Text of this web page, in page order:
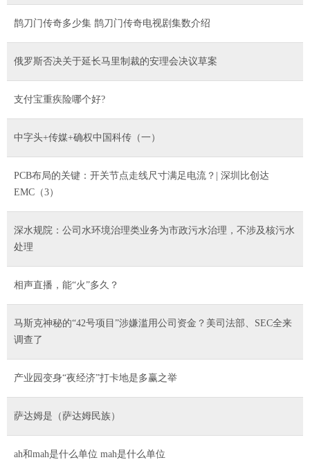
鹊刀门传奇多少集 鹊刀门传奇电视剧集数介绍
俄罗斯否决关于延长马里制裁的安理会决议草案
支付宝重疾险哪个好?
中字头+传媒+确权中国科传（一）
PCB布局的关键：开关节点走线尺寸满足电流？| 深圳比创达
EMC（3）
深水规院：公司水环境治理类业务为市政污水治理，不涉及核污水
处理
相声直播，能“火”多久？
马斯克神秘的“42号项目”涉嫌滥用公司资金？美司法部、SEC全来
调查了
产业园变身“夜经济”打卡地是多赢之举
萨达姆是（萨达姆民族）
ah和mah是什么单位 mah是什么单位